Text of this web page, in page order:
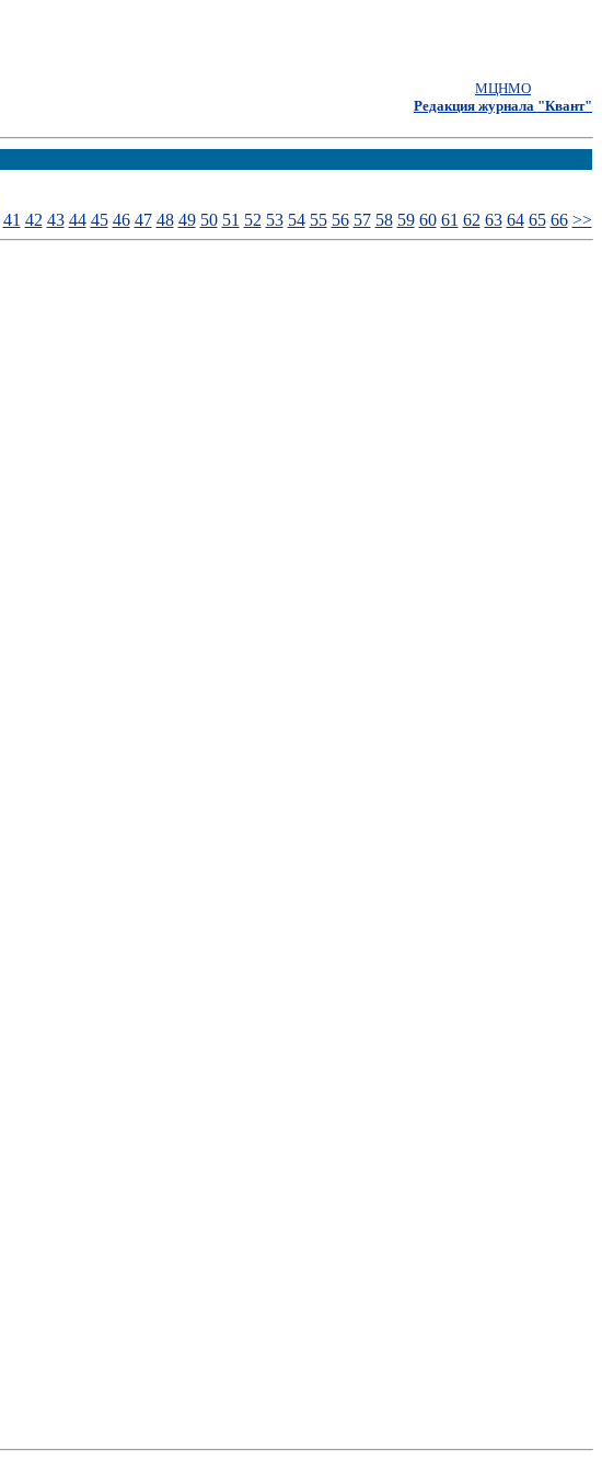
МЦНМО
Редакция журнала "Квант"
41 42 43 44 45 46 47 48 49 50 51 52 53 54 55 56 57 58 59 60 61 62 63 64 65 66 >>